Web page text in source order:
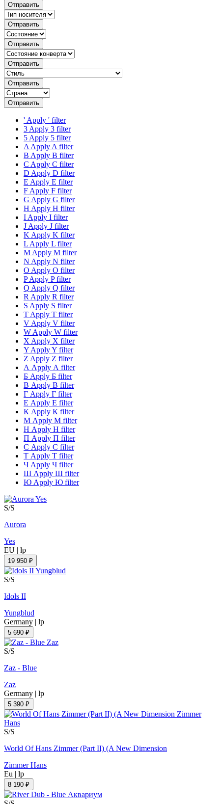
Отправить
Отправить
Отправить
Отправить
Отправить
Отправить
' Apply ' filter
3 Apply 3 filter
5 Apply 5 filter
A Apply A filter
B Apply B filter
C Apply C filter
D Apply D filter
E Apply E filter
F Apply F filter
G Apply G filter
H Apply H filter
I Apply I filter
J Apply J filter
K Apply K filter
L Apply L filter
M Apply M filter
N Apply N filter
O Apply O filter
PApply P filter
Q Apply Q filter
R Apply R filter
S Apply S filter
T Apply T filter
V Apply V filter
W Apply W filter
X Apply X filter
Y Apply Y filter
Z Apply Z filter
А Apply А filter
Б Apply Б filter
В Apply В filter
Г Apply Г filter
Е Apply Е filter
К Apply К filter
М Apply М filter
Н Apply Н filter
П Apply П filter
С Apply С filter
Т Apply Т filter
Ч Apply Ч filter
Ш Apply Ш filter
Ю Apply Ю filter
S/S
Aurora
Yes
EU | lp
19 950 ₽
S/S
Idols II
Yungblud
Germany | lp
5 690 ₽
S/S
Zaz - Blue
Zaz
Germany | lp
5 390 ₽
S/S
World Of Hans Zimmer (Part II) (A New Dimension
Zimmer Hans
Eu | lp
8 190 ₽